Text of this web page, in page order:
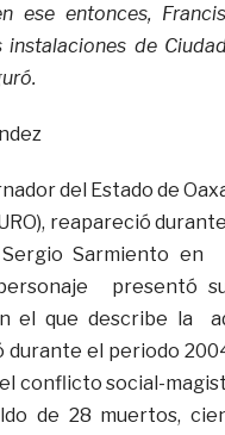
ese entonces,
instalaciones de
del Estado de
reapareció
Sarmiento en
presentó
el que describe la
el periodo
conflicto social-
de 28 muertos,